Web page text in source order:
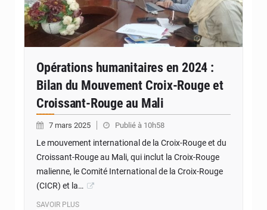
Opérations humanitaires en 2024 :
Bilan du Mouvement Croix-Rouge et
Croissant-Rouge au Mali
7 mars 2025 Publié à 10h58
Le mouvement international de la Croix-Rouge et du
Croissant-Rouge au Mali, qui inclut la Croix-Rouge
malienne, le Comité International de la Croix-Rouge
(CICR) et la…
SAVOIR PLUS